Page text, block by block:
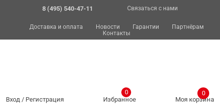
8 (495) 540-47-11 Связаться с нами
Доставка и оплата Новости Гарантии
Партнёрам
Контакты
Вход / Регистрация Избранное
0
Моя корзина
0